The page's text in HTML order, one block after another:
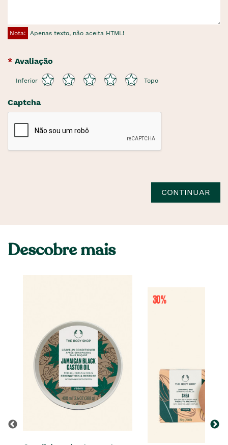
Nota: Apenas texto, não aceita HTML!
Avaliação
Inferior Topo
Captcha
CONTINUAR
Descobre mais